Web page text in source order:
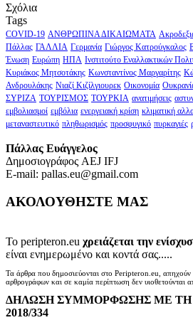
Σχόλια
Tags
COVID-19 ΑΝΘΡΩΠΙΝΑ ΔΙΚΑΙΩΜΑΤΑ
Πάλλας ΓΑΛΛΙΑ Γερμανία Γιώργος Κατρούγκαλος
Ένωση Ευρώπη ΗΠΑ Ινστιτούτο Εναλλακτικών
Κυριάκος Μητσοτάκης Κωνσταντίνος Μαργαρίτης
Ανδρουλάκης Νιαζί Κιζίλγιουρεκ Οικονομία
ΣΥΡΙΖΑ ΤΟΥΡΙΣΜΟΣ ΤΟΥΡΚΙΑ ανατιμήσεις
εμβολιασμοί εμβόλια ενεργειακή κρίση κλιματική
μεταναστευτικό πληθωρισμός προσφυγικό πυρκαγιές
Πάλλας Ευάγγελος
Δημοσιογράφος AEJ ΙFJ
E-mail: pallas.eu@gmail.com
ΑΚΟΛΟΥΘΗΣΤΕ ΜΑΣ
Το peripteron.eu χρειάζεται την
είναι ενημερωμένο και κοντά σας.....
Τα άρθρα που δημοσιεύονται στο Peripteron.eu, απηχούν
αρθρογράφων και σε καμία περίπτωση δεν υιοθετούνται
ΔΗΛΩΣΗ ΣΥΜΜΟΡΦΩΣΗΣ ΜΕ ΤΗ
2018/334